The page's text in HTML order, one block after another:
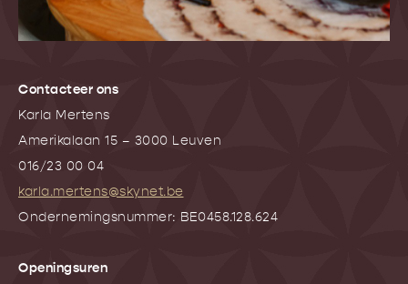
Contacteer ons
Karla Mertens
Amerikalaan 15 – 3000 Leuven
016/23 00 04
karla.mertens@skynet.be
Ondernemingsnummer: BE0458.128.624
Openingsuren